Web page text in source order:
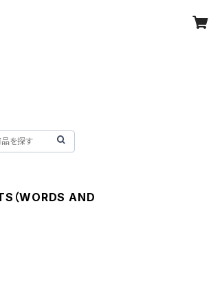
（WORDS AND